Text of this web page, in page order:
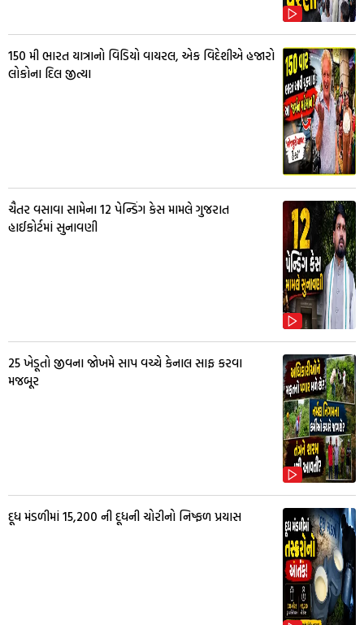
150 મી ભારત યાત્રાનો વિડિયો વાયરલ, એક વિદેશીએ હજારો
લોકોના દિલ જીત્યા
ચૈતર વસાવા સામેના 12 પેન્ડિંગ કેસ મામલે ગુજરાત
હાઈકોર્ટમાં સુનાવણી
25 ખેડૂતો જીવના જોખમે સાપ વચ્ચે કેનાલ સાફ કરવા
મજબૂર
દૂધ મંડળીમાં 15,200 ની દૂધની ચોરીનો નિષ્ફળ પ્રયાસ